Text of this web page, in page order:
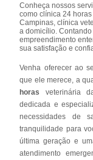
Conheça nossos
como clínica 24
Campinas, clínica
a domicílio.
empreendimento
sua satisfação e
Venha oferecer ao
que ele merece, a
horas
veterinária
dedicada e
necessidades de
tranquilidade para
última geração e
atendimento